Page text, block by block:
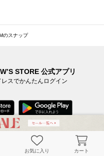
のスナップ
STORE 公式アプリ
スでかんたんログイン
お気に入り カート